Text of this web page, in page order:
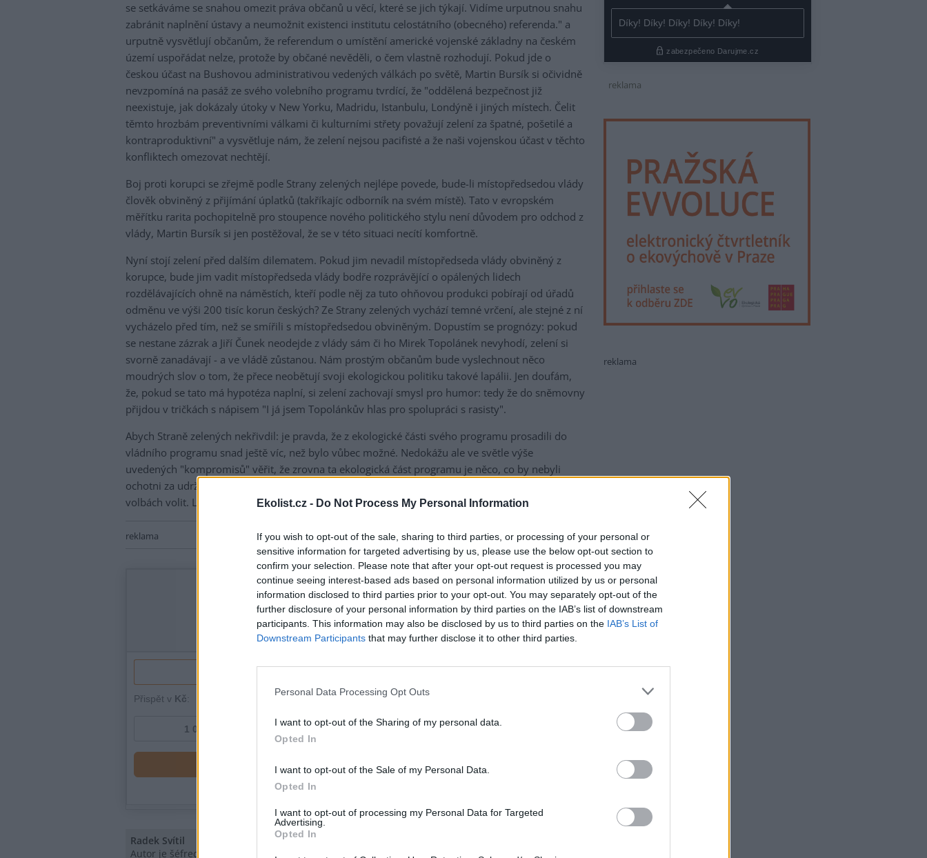
Ekolist.cz - Do Not Process My Personal Information
If you wish to opt-out of the sale, sharing to third parties, or processing of your personal or
sensitive information for targeted advertising by us, please use the below opt-out section to
confirm your selection. Please note that after your opt-out request is processed you may
continue seeing interest-based ads based on personal information utilized by us or personal
information disclosed to third parties prior to your opt-out. You may separately opt-out of the
further disclosure of your personal information by third parties on the IAB’s list of downstream
participants. This information may also be disclosed by us to third parties on the IAB’s List of
Downstream Participants that may further disclose it to other third parties.
Personal Data Processing Opt Outs
I want to opt-out of the Sharing of my personal data.
Opted In
I want to opt-out of the Sale of my Personal Data.
Opted In
I want to opt-out of processing my Personal Data for Targeted
Advertising.
Opted In
se setkáváme se snahou omezit práva občanů u věcí, které se jich týkají. Vidíme urputnou snahu
zabránit naplnění ústavy a neumožnit existenci institutu celostátního (obecného) referenda." a
urputně vysvětlují občanům, že referendum o umístění americké vojenské základny na českém
území uspořádat nelze, protože by občané nevěděli, o čem vlastně rozhodují. Pokud jde o
českou účast na Bushovou administrativou vedených válkách po světě, Martin Bursík si očividně
nevzpomíná na pasáž ze svého volebního programu tvrdící, že "oddělená bezpečnost již
neexistuje, jak dokázaly útoky v New Yorku, Madridu, Istanbulu, Londýně i jiných místech. Čelit
těmto hrozbám preventivními válkami či kulturními střety považují zelení za špatné, pošetilé a
kontraproduktivní" a vysvětluje nám, že zelení nejsou pacifisté a že naši vojenskou účast v těchto
konfliktech omezovat nechtějí.
Boj proti korupci se zřejmě podle Strany zelených nejlépe povede, bude-li místopředsedou vlády
člověk obviněný z přijímání úplatků (takříkajíc odborník na svém místě). Tato v evropském
měřítku rarita pochopitelně pro stoupence nového politického stylu není důvodem pro odchod z
vlády, Martin Bursík si jen postěžoval, že se v této situaci necítí komfortně.
Nyní stojí zelení před dalším dilematem. Pokud jim nevadil místopředseda vlády obviněný z
korupce, bude jim vadit místopředseda vlády bodře rozprávějící o opálených lidech
rozdělávajících ohně na náměstích, kteří podle něj za tuto ohňovou produkci pobírají od úřadů
odměnu ve výši 200 tisíc korun českých? Ze Strany zelených vychází temné vrčení, ale stejné z ní
vycházelo před tím, než se smířili s místopředsedou obviněným. Dopustím se prognózy: pokud
se nestane zázrak a Jiří Čunek neodejde z vlády sám či ho Mirek Topolánek nevyhodí, zelení si
svorně zanadávají - a ve vládě zůstanou. Nám prostým občanům bude vyslechnout něco
moudrých slov o tom, že přece neobětují svoji ekologickou politiku takové lapálii. Jen doufám,
že, pokud se tato má hypotéza naplní, si zelení zachovají smysl pro humor: tedy že do sněmovny
přijdou v tričkách s nápisem "I já jsem Topolánkův hlas pro spolupráci s rasisty".
Abych Straně zelených nekřivdil: je pravda, že z ekologické části svého programu prosadili do
vládního programu snad ještě víc, než bylo vůbec možné. Nedokážu ale ve světle výše
uvedených "kompromisů" věřit, že zrovna ta ekologická část programu je něco, co by nebyli
ochotni za udržení se ve vládních křeslech obětovat. A není mi jasné, kdo bude zelené v příštích
volbách volit. Lidé doufající ve změnu politického stylu to patrně nebudou.
reklama
Radek Svítil
Autor je šéfredaktor EkoListu po drátě
reklama
reklama